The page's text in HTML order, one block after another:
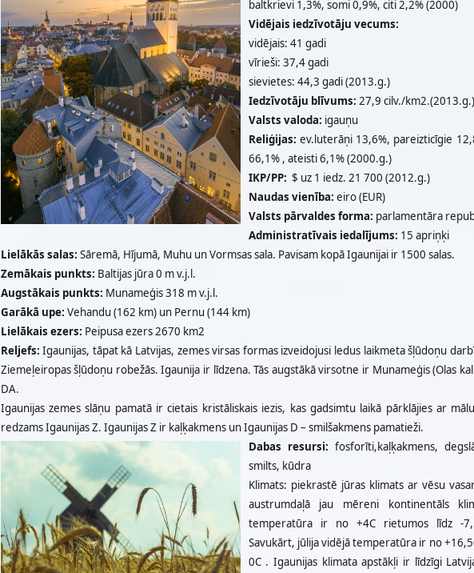
baltkrievi 1,3%, somi 0,9%, citi 2,2% (2000)
Vidējais iedzīvotāju vecums:
vidējais: 41 gadi
vīrieši: 37,4 gadi
sievietes: 44,3 gadi (2013.g.)
Iedzīvotāju blīvums: 27,9 cilv./km2.(2013.g.)
Valsts valoda: igauņu
Reliģijas: ev.luterāņi 13,6%, pareizticīgie
66,1% , ateisti 6,1% (2000.g.)
IKP/PP: $ uz 1 iedz. 21 700 (2012.g.)
Naudas vienība: eiro (EUR)
Valsts pārvaldes forma: parlamentāra
Administratīvais iedalījums: 15 apriņķi
Lielākās salas: Sāremā, Hījumā, Muhu un Vormsas sala. Pavisam kopā Igaunijai ir 1500 salas.
Zemākais punkts: Baltijas jūra 0 m v.j.l.
Augstākais punkts: Munameģis 318 m v.j.l.
Garākā upe: Vehandu (162 km) un Pernu (144 km)
Lielākais ezers: Peipusa ezers 2670 km2
Reljefs: Igaunijas, tāpat kā Latvijas, zemes virsas formas izveidojusi ledus laikmeta šļūdoņu
Ziemeļeiropas šļūdoņu robežās. Igaunija ir līdzena. Tās augstākā virsotne ir Munameģis (Olas
DA.
Igaunijas zemes slāņu pamatā ir cietais kristāliskais iezis, kas gadsimtu laikā pārklājies ar
redzams Igaunijas Z. Igaunijas Z ir kaļķakmens un Igaunijas D – smilšakmens pamatieži.
Dabas resursi: fosforīti,kaļķakmens,
smilts, kūdra
Klimats: piekrastē jūras klimats ar vēsu
austrumdaļā jau mēreni kontinentāls
temperatūra ir no +4C rietumos līdz -
Savukārt, jūlija vidējā temperatūra ir no
0C . Igaunijas klimata apstākļi ir līdzīgi